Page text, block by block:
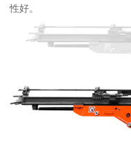
性好。